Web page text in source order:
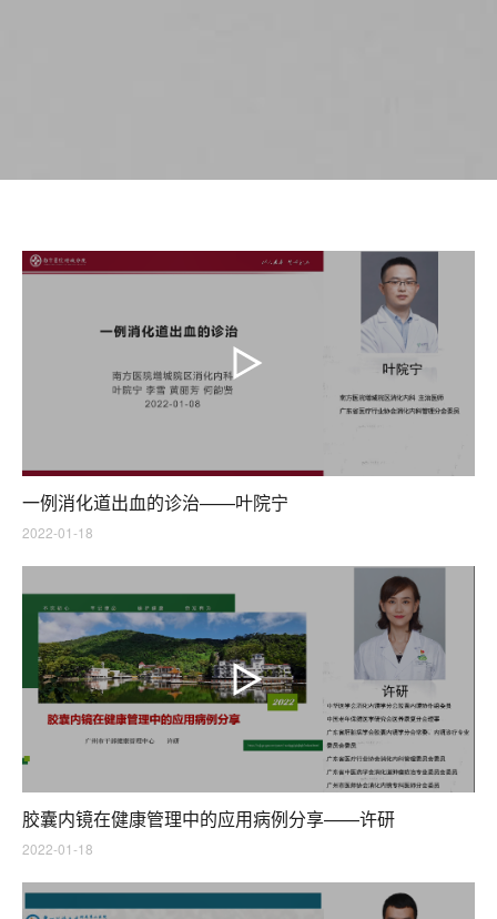
一例消化道出血的诊治——叶院宁
2022-01-18
胶囊内镜在健康管理中的应用病例分享——许研
2022-01-18